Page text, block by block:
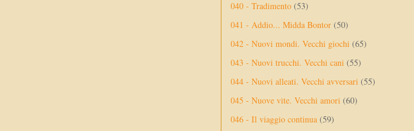
040 - Tradimento (53)
041 - Addio... Midda Bontor (50)
042 - Nuovi mondi. Vecchi giochi (65)
043 - Nuovi trucchi. Vecchi cani (55)
044 - Nuovi alleati. Vecchi avversari (55)
045 - Nuove vite. Vecchi amori (60)
046 - Il viaggio continua (59)